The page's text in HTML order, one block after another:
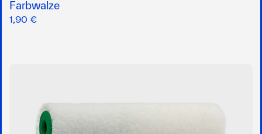
Farbwalze
1,90 €